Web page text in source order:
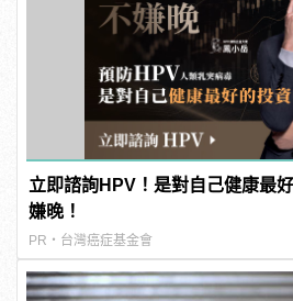
立即諮詢HPV！是對自己健康最
嫌晚！
PR・台灣癌症基金會